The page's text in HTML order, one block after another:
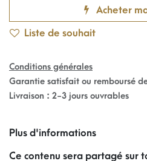
Acheter
Liste de souhait
Conditions générales
Garantie satisfait ou remboursé
Livraison : 2-3 jours ouvrables
Plus d'informations
Ce contenu sera partagé sur